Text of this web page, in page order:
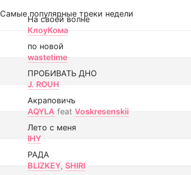
Самые популярные треки недели
На своей волне
КлоуКома
по новой
wastetime
ПРОБИВАТЬ ДНО
J. ROUH
Акраповичъ
AQYLA feat Voskresenskii
Лето с меня
IHY
РАДА
BLIZKEY, SHIRI